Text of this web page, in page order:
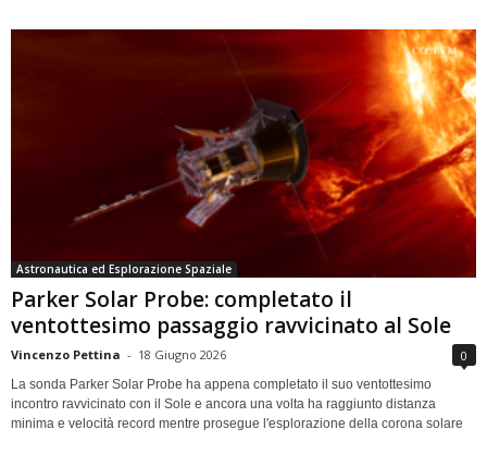
Astronautica ed Esplorazione Spaziale
Parker Solar Probe: completato il
ventottesimo passaggio ravvicinato al Sole
Vincenzo Pettina - 18 Giugno 2026 0
La sonda Parker Solar Probe ha appena completato il suo ventottesimo
incontro ravvicinato con il Sole e ancora una volta ha raggiunto distanza
minima e velocità record mentre prosegue l'esplorazione della corona solare